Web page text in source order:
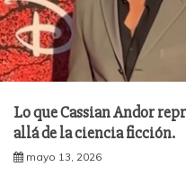
Lo que Cassian Andor
allá de la ciencia ficción.
mayo 13, 2026